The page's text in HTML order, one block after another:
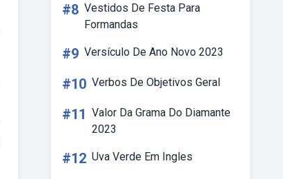
#8 Vestidos De Festa Para
Formandas
#9 Versículo De Ano Novo 2023
#10 Verbos De Objetivos Geral
#11 Valor Da Grama Do Diamante
2023
#12 Uva Verde Em Ingles